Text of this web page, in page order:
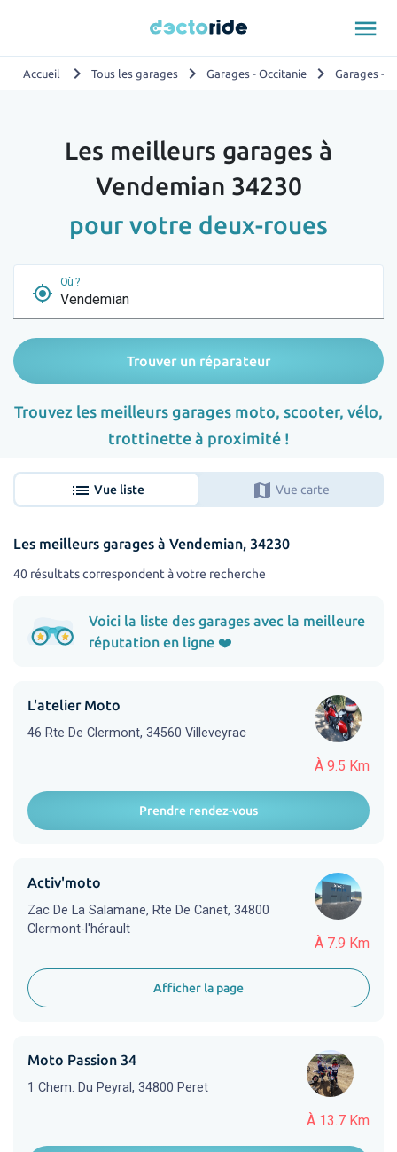
menu
Accueil chevron_right Tous les garages chevron_right Garages - Occitanie chevron_right Garages -
Les meilleurs garages à
Vendemian 34230
pour votre deux-roues
my_location
Où ?
Trouver un réparateur
Trouvez les meilleurs garages moto, scooter, vélo,
trottinette à proximité !
list Vue liste map Vue carte
Les meilleurs garages à Vendemian, 34230
40 résultats correspondent à votre recherche
Voici la liste des garages avec la meilleure
réputation en ligne ❤️
À 9.5 Km
L'atelier Moto
46 Rte De Clermont, 34560 Villeveyrac
Prendre rendez-vous
À 7.9 Km
Activ'moto
Zac De La Salamane, Rte De Canet, 34800
Clermont-l'hérault
Afficher la page
À 13.7 Km
Moto Passion 34
1 Chem. Du Peyral, 34800 Peret